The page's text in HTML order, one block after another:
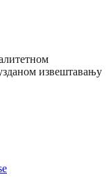
извештавању